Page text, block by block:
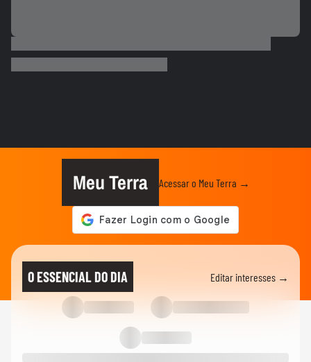
contra a mulher nos 20 anos...
Alex Escobar passa por cirurgia para
retirada de tumor
Salah ganha festa surreal ao ser
apresentado à torcida do...
Hortência explica por que passou a usar
"OLY" ao lado do nome nas...
Meu Terra Acessar o Meu Terra →
O ESSENCIAL DO DIA Editar interesses →